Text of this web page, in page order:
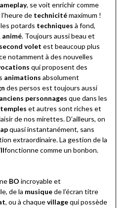
, se voit enrichir comme
de technicitémaximum !
potards techniques à fond,
animé. Toujours aussi beau et
second volet est beaucoup plus
notamment à des nouvelles
qui proposent des
animations absolument
des persos est toujours aussi
anciens personnages que dans les
temples et autres sont riches et
de nos mirettes. D’ailleurs, on
quasi instantanément, sans
extraordinaire. La gestion de la
fonctionne comme un bonbon.
BO incroyable et
de la musiquede l’écran titre
, ou à chaquevillagequi possède